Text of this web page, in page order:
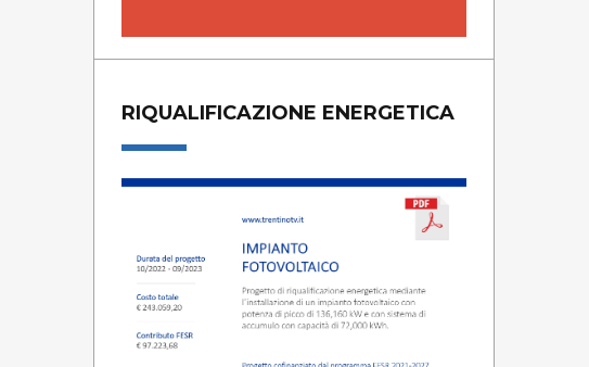
RIQUALIFICAZIONE ENERGETICA